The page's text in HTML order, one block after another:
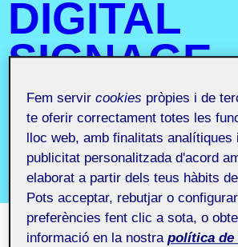
DIGITAL
SIGNAGE
AULA
1
Projecte III. Senyalística i Digital Signage
Fem servircookies pròpies i de
te oferir correctament totes les
lloc web, amb finalitats
publicitat personalitzada d'acord
elaborat a partir dels teus hàbits
Pots acceptar, rebutjar o
preferències fent clic a sota, o
informació en la nostra política de